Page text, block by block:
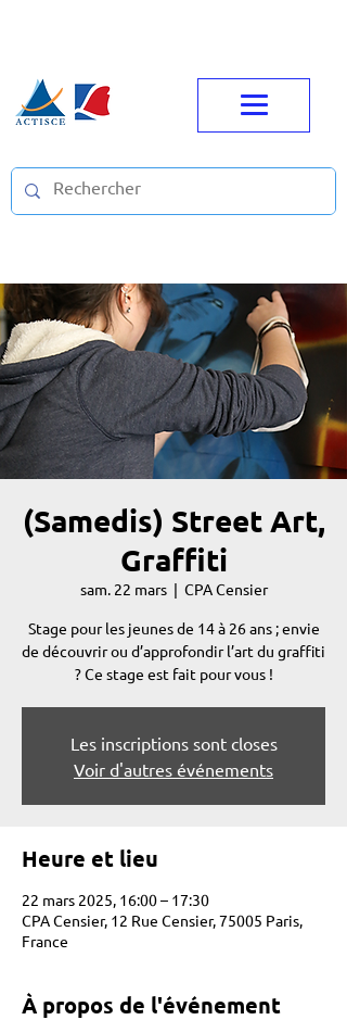
(Samedis) Street Art,
Graffiti
sam. 22 mars
  |
CPA Censier
Stage pour les jeunes de 14 à 26 ans ; envie
de découvrir ou d’approfondir l’art du graffiti
? Ce stage est fait pour vous !
Les inscriptions sont closes
Voir d'autres événements
Heure et lieu
22 mars 2025, 16:00 – 17:30
CPA Censier, 12 Rue Censier, 75005 Paris,
France
À propos de l'événement